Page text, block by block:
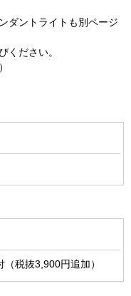
ダントライトも別ページ
ください。
税抜3,900円追加）